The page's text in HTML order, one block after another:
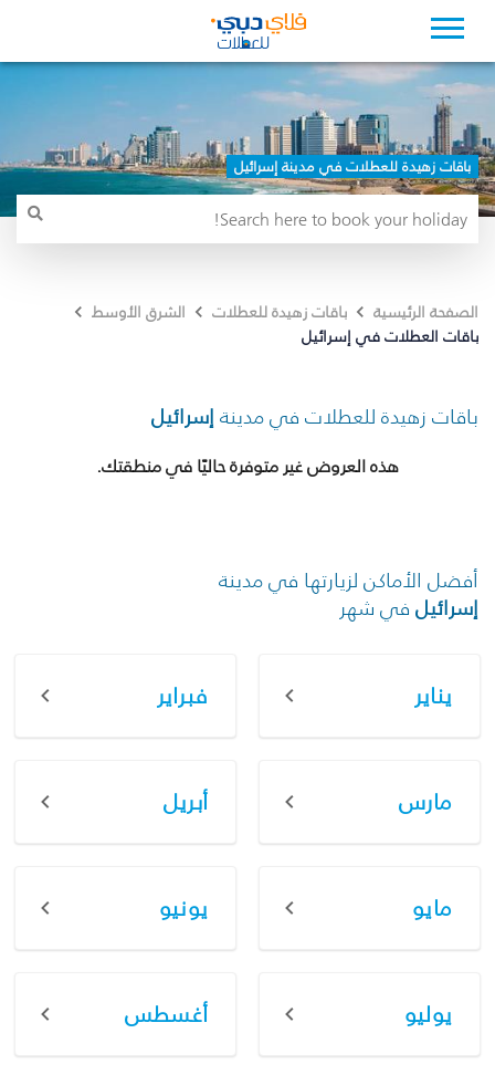
باقات زهيدة للعطلات في مدينة إسرائيل
الصفحة الرئيسية باقات زهيدة للعطلات
الشرق الأوسط
باقات العطلات في إسرائيل
باقات زهيدة للعطلات في مدينة إسرائيل
هذه العروض غير متوفرة حاليًا في منطقتك.
أفضل الأماكن لزيارتها في مدينة
إسرائيل في شهر
يناير فبراير
مارس أبريل
مايو يونيو
يوليو أغسطس